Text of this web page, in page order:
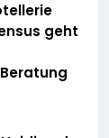
geht